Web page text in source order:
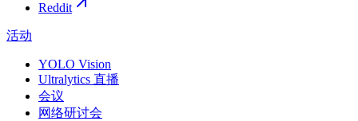
Reddit
活动
YOLO Vision
Ultralytics 直播
会议
网络研讨会